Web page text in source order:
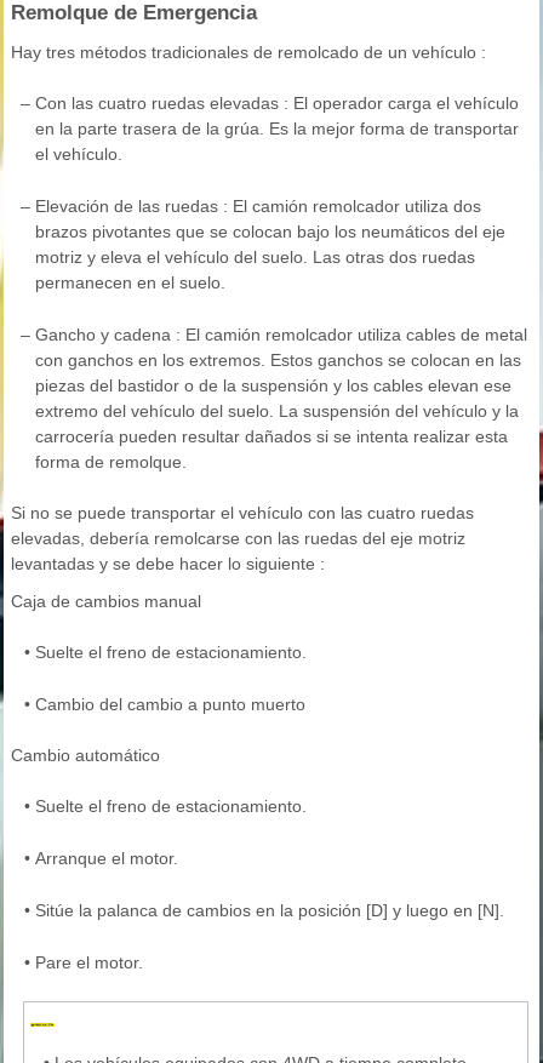
Remolque de Emergencia
Hay tres métodos tradicionales de remolcado de un vehículo :
– Con las cuatro ruedas elevadas : El operador carga el vehículo
en la parte trasera de la grúa. Es la mejor forma de transportar
el vehículo.
– Elevación de las ruedas : El camión remolcador utiliza dos
brazos pivotantes que se colocan bajo los neumáticos del eje
motriz y eleva el vehículo del suelo. Las otras dos ruedas
permanecen en el suelo.
– Gancho y cadena : El camión remolcador utiliza cables de metal
con ganchos en los extremos. Estos ganchos se colocan en las
piezas del bastidor o de la suspensión y los cables elevan ese
extremo del vehículo del suelo. La suspensión del vehículo y la
carrocería pueden resultar dañados si se intenta realizar esta
forma de remolque.
Si no se puede transportar el vehículo con las cuatro ruedas
elevadas, debería remolcarse con las ruedas del eje motriz
levantadas y se debe hacer lo siguiente :
Caja de cambios manual
• Suelte el freno de estacionamiento.
• Cambio del cambio a punto muerto
Cambio automático
• Suelte el freno de estacionamiento.
• Arranque el motor.
• Sitúe la palanca de cambios en la posición [D] y luego en [N].
• Pare el motor.